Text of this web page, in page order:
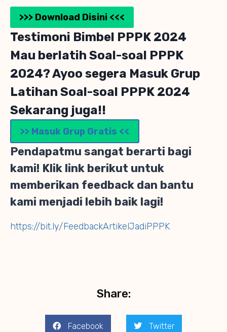
>>> Download Disini <<<
Testimoni Bimbel PPPK 2024
Mau berlatih Soal-soal PPPK
2024? Ayoo segera Masuk Grup
Latihan Soal-soal PPPK 2024
Sekarang juga!!
>> Masuk Grup Gratis <<
Pendapatmu sangat berarti bagi
kami! Klik link berikut untuk
memberikan feedback dan bantu
kami menjadi lebih baik lagi!
https://bit.ly/FeedbackArtikelJadiPPPK
Share:
Facebook Twitter